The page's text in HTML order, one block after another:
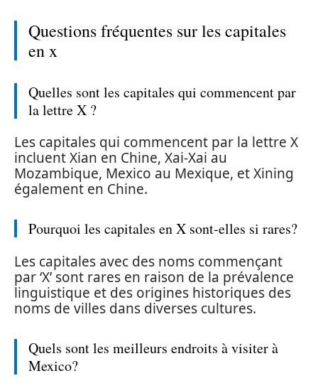
Questions fréquentes sur les capitales
en x
Quelles sont les capitales qui commencent par
la lettre X ?
Les capitales qui commencent par la lettre X
incluent Xian en Chine, Xai-Xai au
Mozambique, Mexico au Mexique, et Xining
également en Chine.
Pourquoi les capitales en X sont-elles si rares?
Les capitales avec des noms commençant
par ‘X’ sont rares en raison de la prévalence
linguistique et des origines historiques des
noms de villes dans diverses cultures.
Quels sont les meilleurs endroits à visiter à
Mexico?